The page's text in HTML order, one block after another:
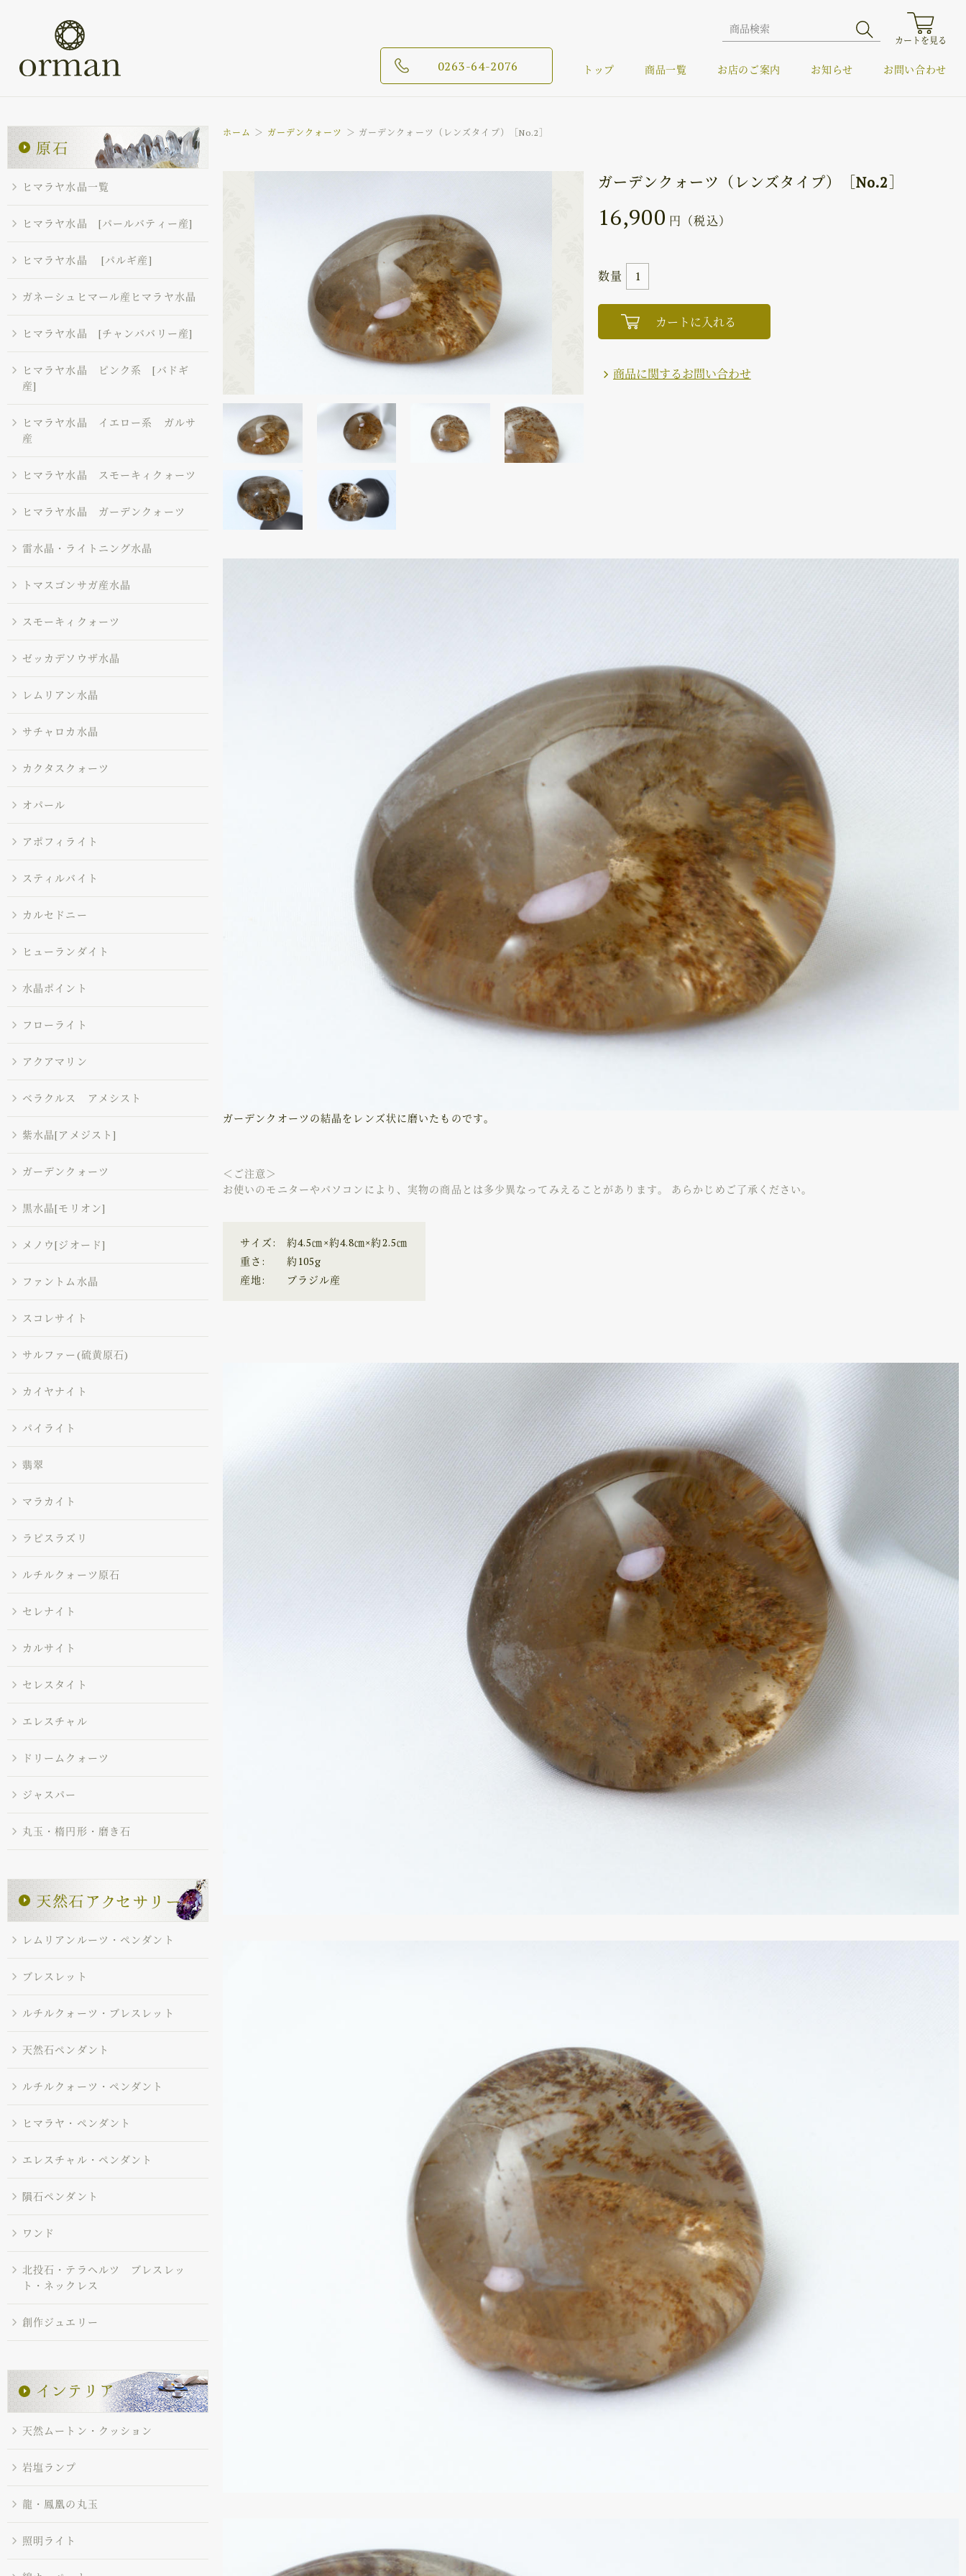
カートを見る
0263-64-2076 トップ 商品一覧 お店のご案内 お知らせ お問い合わせ
ホーム ガーデンクォーツ ガーデンクォーツ（レンズタイプ）［No.2］
ガーデンクォーツ（レンズタイプ）［No.2］
16,900 円（税込）
数量
ガーデンクオーツの結晶をレンズ状に磨いたものです。
＜ご注意＞
お使いのモニターやパソコンにより、実物の商品とは多少異なってみえることがあります。 あらかじめご了承ください。
サイズ:
約4.5㎝×約4.8㎝×約2.5㎝
重さ:
約105g
産地:
ブラジル産
ヒマラヤ水晶一覧
ヒマラヤ水晶 [パールバティー産]
ヒマラヤ水晶 [パルギ産]
ガネーシュヒマール産ヒマラヤ水晶
ヒマラヤ水晶 [チャンババリー産]
ヒマラヤ水晶 ピンク系 [バドギ
産]
ヒマラヤ水晶 イエロー系 ガルサ
産
ヒマラヤ水晶 スモーキィクォーツ
ヒマラヤ水晶 ガーデンクォーツ
雷水晶・ライトニング水晶
トマスゴンサガ産水晶
スモーキィクォーツ
ゼッカデソウザ水晶
レムリアン水晶
サチャロカ水晶
カクタスクォーツ
オパール
アポフィライト
スティルバイト
カルセドニー
ヒューランダイト
水晶ポイント
フローライト
アクアマリン
ベラクルス アメシスト
紫水晶[アメジスト]
ガーデンクォーツ
黒水晶[モリオン]
メノウ[ジオード]
ファントム水晶
スコレサイト
サルファー(硫黄原石)
カイヤナイト
パイライト
翡翠
マラカイト
ラピスラズリ
ルチルクォーツ原石
セレナイト
カルサイト
セレスタイト
エレスチャル
ドリームクォーツ
ジャスパー
丸玉・楕円形・磨き石
レムリアンルーツ・ペンダント
ブレスレット
ルチルクォーツ・ブレスレット
天然石ペンダント
ルチルクォーツ・ペンダント
ヒマラヤ・ペンダント
エレスチャル・ペンダント
隕石ペンダント
ワンド
北投石・テラヘルツ ブレスレッ
ト・ネックレス
創作ジュエリー
天然ムートン・クッション
岩塩ランプ
龍・鳳凰の丸玉
照明ライト